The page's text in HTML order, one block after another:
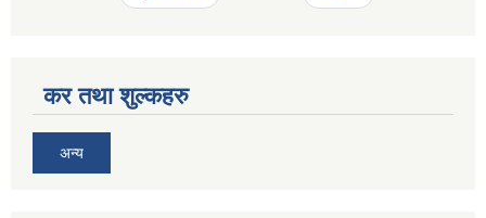
कर तथा शुल्कहरु
अन्य